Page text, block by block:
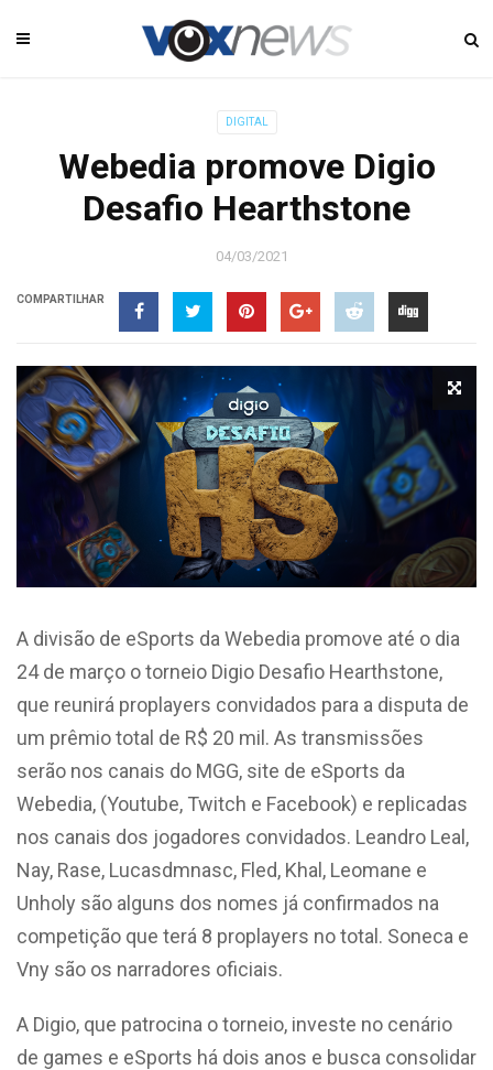
DIGITAL
Webedia promove Digio
Desafio Hearthstone
04/03/2021
COMPARTILHAR
A divisão de eSports da Webedia promove até o dia
24 de março o torneio Digio Desafio Hearthstone,
que reunirá proplayers convidados para a disputa de
um prêmio total de R$ 20 mil. As transmissões
serão nos canais do MGG, site de eSports da
Webedia, (Youtube, Twitch e Facebook) e replicadas
nos canais dos jogadores convidados. Leandro Leal,
Nay, Rase, Lucasdmnasc, Fled, Khal, Leomane e
Unholy são alguns dos nomes já confirmados na
competição que terá 8 proplayers no total. Soneca e
Vny são os narradores oficiais.
A Digio, que patrocina o torneio, investe no cenário
de games e eSports há dois anos e busca consolidar